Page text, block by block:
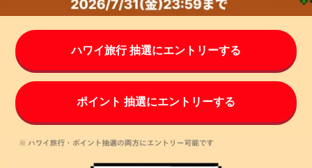
ハワイ旅行 抽選にエントリーする
ポイント 抽選にエントリーする